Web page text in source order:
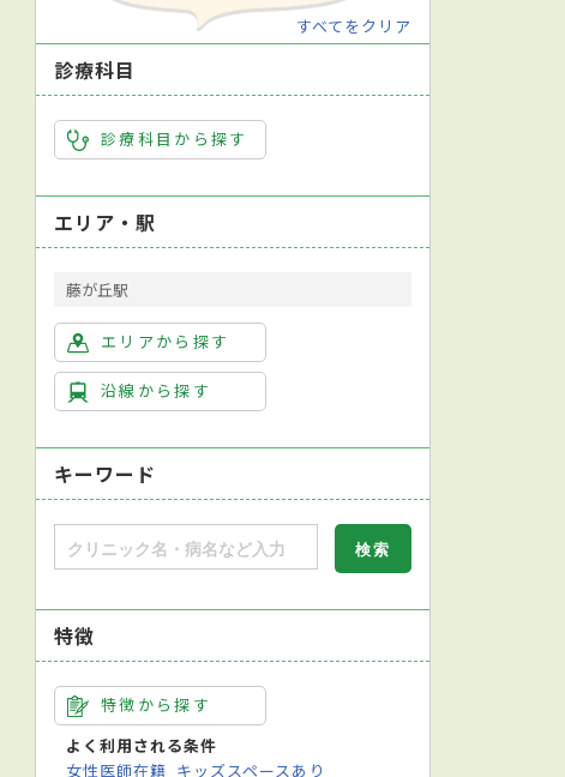
レントゲン検査
すべてをクリア
診療科目
診療科目から探す
エリア・駅
藤が丘駅
エリアから探す
沿線から探す
キーワード
特徴
特徴から探す
よく利用される条件
女性医師在籍 キッズスペースあり